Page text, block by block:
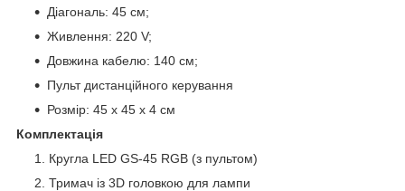
Діагональ: 45 см;
Живлення: 220 V;
Довжина кабелю: 140 см;
Пульт дистанційного керування
Розмір: 45 х 45 х 4 см
Комплектація
Кругла LED GS-45 RGB (з пультом)
Тримач із 3D головкою для лампи